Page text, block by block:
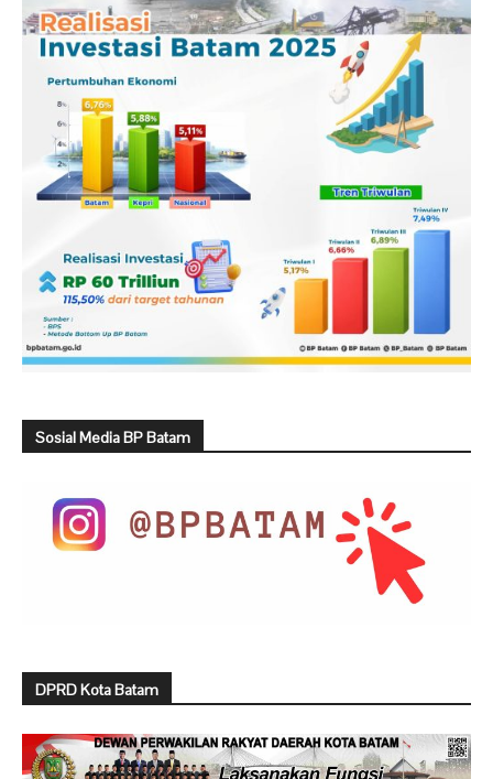
Sosial Media BP Batam
DPRD Kota Batam